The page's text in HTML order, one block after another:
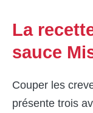
La
sauce
Couper les
présente trois